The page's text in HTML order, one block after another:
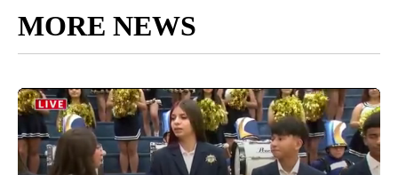
MORE NEWS